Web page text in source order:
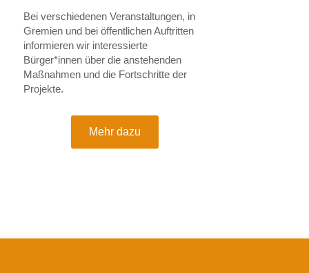
Bei verschiedenen Ver­an­stal­tungen, in
Gremien und bei öffentlichen Auftritten
informieren wir interessierte
Bürger*innen über die anstehenden
Maßnahmen und die Fortschritte der
Projekte.
Mehr dazu